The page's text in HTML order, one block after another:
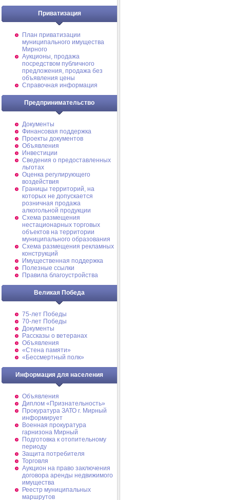
Приватизация
План приватизации
муниципального имущества
Мирного
Аукционы, продажа
посредством публичного
предложения, продажа без
объявления цены
Справочная информация
Предпринимательство
Документы
Финансовая поддержка
Проекты документов
Объявления
Инвестиции
Сведения о предоставленных
льготах
Оценка регулирующего
воздействия
Границы территорий, на
которых не допускается
розничная продажа
алкогольной продукции
Схема размещения
нестационарных торговых
объектов на территории
муниципального образования
Схема размещения рекламных
конструкций
Имущественная поддержка
Полезные ссылки
Правила благоустройства
Великая Победа
75-лет Победы
70-лет Победы
Документы
Рассказы о ветеранах
Объявления
«Стена памяти»
«Бессмертный полк»
Информация для населения
Объявления
Диплом «Признательность»
Прокуратура ЗАТО г. Мирный
информирует
Военная прокуратура
гарнизона Мирный
Подготовка к отопительному
периоду
Защита потребителя
Торговля
Аукцион на право заключения
договора аренды недвижимого
имущества
Реестр муниципальных
маршрутов